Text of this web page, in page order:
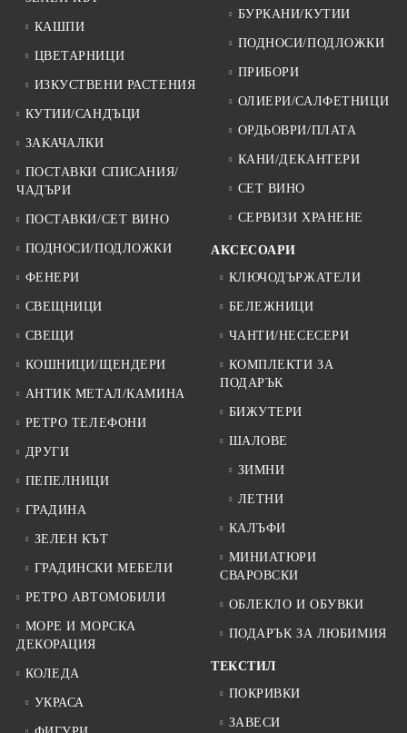
КАШПИ
ЦВЕТАРНИЦИ
ИЗКУСТВЕНИ РАСТЕНИЯ
КУТИИ/САНДЪЦИ
ЗАКАЧАЛКИ
ПОСТАВКИ СПИСАНИЯ/
ЧАДЪРИ
ПОСТАВКИ/СЕТ ВИНО
ПОДНОСИ/ПОДЛОЖКИ
ФЕНЕРИ
СВЕЩНИЦИ
СВЕЩИ
КОШНИЦИ/ЩЕНДЕРИ
АНТИК МЕТАЛ/КАМИНА
РЕТРО ТЕЛЕФОНИ
ДРУГИ
ПЕПЕЛНИЦИ
ГРАДИНА
ЗЕЛЕН КЪТ
ГРАДИНСКИ МЕБЕЛИ
РЕТРО АВТОМОБИЛИ
МОРЕ И МОРСКА
ДЕКОРАЦИЯ
КОЛЕДА
УКРАСА
БУРКАНИ/КУТИИ
ПОДНОСИ/ПОДЛОЖКИ
ПРИБОРИ
ОЛИЕРИ/САЛФЕТНИЦИ
ОРДЬОВРИ/ПЛАТА
КАНИ/ДЕКАНТЕРИ
СЕТ ВИНО
СЕРВИЗИ ХРАНЕНЕ
АКСЕСОАРИ
КЛЮЧОДЪРЖАТЕЛИ
БЕЛЕЖНИЦИ
ЧАНТИ/НЕСЕСЕРИ
КОМПЛЕКТИ ЗА
ПОДАРЪК
БИЖУТЕРИ
ШАЛОВЕ
ЗИМНИ
ЛЕТНИ
КАЛЪФИ
МИНИАТЮРИ
СВАРОВСКИ
ОБЛЕКЛО И ОБУВКИ
ПОДАРЪК ЗА ЛЮБИМИЯ
ТЕКСТИЛ
ПОКРИВКИ
ЗАВЕСИ